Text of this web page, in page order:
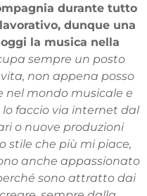
durante tutto
dunque una
la musica nella
sempre un posto
non appena posso
nel mondo musicale e
faccio via internet dal
o nuove produzioni
stile che più mi piace,
anche appassionato
sono attratto dai